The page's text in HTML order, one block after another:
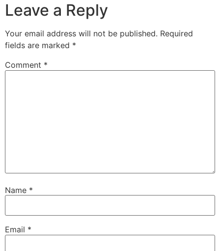
Leave a Reply
Your email address will not be published. Required
fields are marked *
Comment *
Name *
Email *